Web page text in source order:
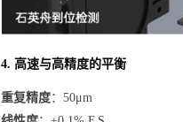
4. 高速与高精度的平衡
重复精度：50μm